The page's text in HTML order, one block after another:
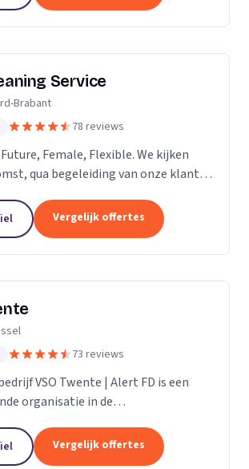
Service
Brabant
78 reviews
Female, Flexible. We kijken
qua begeleiding van onze klanten
behandelen wij ons
Vergelijk offertes
73 reviews
VSO Twente | Alert FD is een
organisatie in de
machines, onderscheiden
leveren van...
Vergelijk offertes